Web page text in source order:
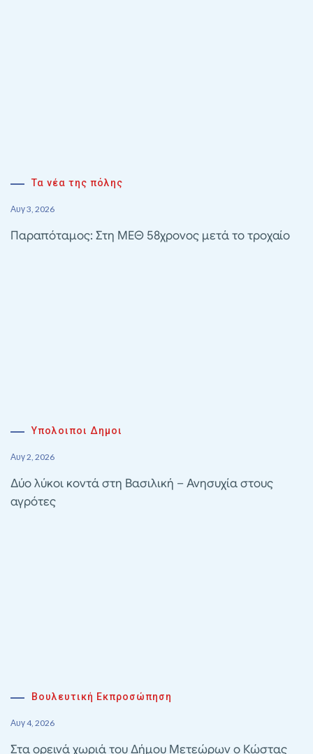
Τα νέα της πόλης
Αυγ 3, 2026
Παραπόταμος: Στη ΜΕΘ 58χρονος μετά το τροχαίο
Υπολοιποι Δημοι
Αυγ 2, 2026
Δύο λύκοι κοντά στη Βασιλική – Ανησυχία στους
αγρότες
Βουλευτική Εκπροσώπηση
Αυγ 4, 2026
Στα ορεινά χωριά του Δήμου Μετεώρων ο Κώστας